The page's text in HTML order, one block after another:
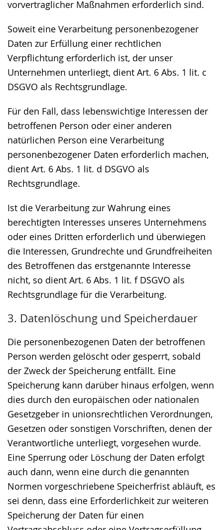
vorvertraglicher Maßnahmen erforderlich sind.
Soweit eine Verarbeitung personenbezogener
Daten zur Erfüllung einer rechtlichen
Verpflichtung erforderlich ist, der unser
Unternehmen unterliegt, dient Art. 6 Abs. 1 lit. c
DSGVO als Rechtsgrundlage.
Für den Fall, dass lebenswichtige Interessen der
betroffenen Person oder einer anderen
natürlichen Person eine Verarbeitung
personenbezogener Daten erforderlich machen,
dient Art. 6 Abs. 1 lit. d DSGVO als
Rechtsgrundlage.
Ist die Verarbeitung zur Wahrung eines
berechtigten Interesses unseres Unternehmens
oder eines Dritten erforderlich und überwiegen
die Interessen, Grundrechte und Grundfreiheiten
des Betroffenen das erstgenannte Interesse
nicht, so dient Art. 6 Abs. 1 lit. f DSGVO als
Rechtsgrundlage für die Verarbeitung.
3. Datenlöschung und Speicherdauer
Die personenbezogenen Daten der betroffenen
Person werden gelöscht oder gesperrt, sobald
der Zweck der Speicherung entfällt. Eine
Speicherung kann darüber hinaus erfolgen, wenn
dies durch den europäischen oder nationalen
Gesetzgeber in unionsrechtlichen Verordnungen,
Gesetzen oder sonstigen Vorschriften, denen der
Verantwortliche unterliegt, vorgesehen wurde.
Eine Sperrung oder Löschung der Daten erfolgt
auch dann, wenn eine durch die genannten
Normen vorgeschriebene Speicherfrist abläuft, es
sei denn, dass eine Erforderlichkeit zur weiteren
Speicherung der Daten für einen